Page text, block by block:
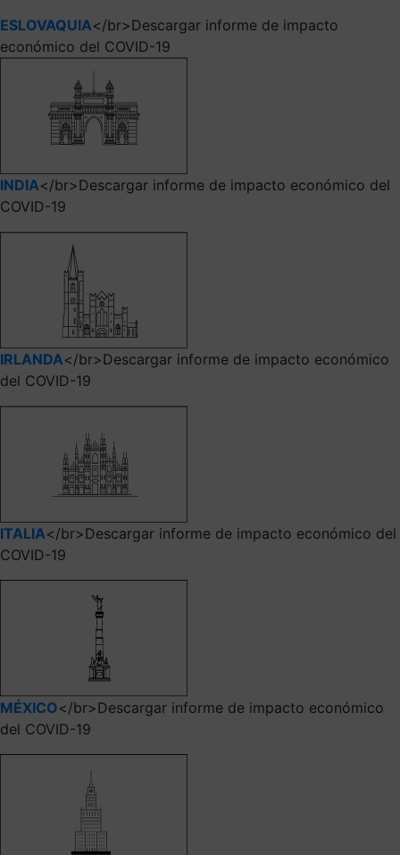
ESLOVAQUIA</br>Descargar informe de impacto
económico del COVID-19
INDIA</br>Descargar informe de impacto económico del
COVID-19
IRLANDA</br>Descargar informe de impacto económico
del COVID-19
ITALIA</br>Descargar informe de impacto económico del
COVID-19
MÉXICO</br>Descargar informe de impacto económico
del COVID-19